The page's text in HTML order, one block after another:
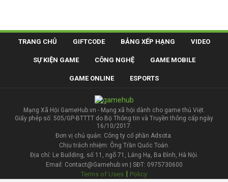
TRANG CHỦ GIFTCODE BẢNG XẾP HẠNG VIDEO
SỰ KIỆN GAME CÔNG NGHỆ GAME MOBILE
GAME ONLINE ESPORTS
Mạng Xã Hội GameHub.vn - Mạng xã hội dành cho game thủ Việt.
Giấy phép số: 505/GP-BTTTT do Bộ Thông tin và Truyền thông cấp ngày
16/10/2017.
Đơn vị chủ quản: Công ty cổ phần Adsota.
Chịu trách nhiệm: Ông Trần Quốc Toản.
Địa chỉ: Le Building, số 11, ngõ 71, Láng Hạ, Ba Đình, Hà Nội.
Email: Contact@Gamehub.vn | SĐT: 0975730600
Terms of Uses | Policy